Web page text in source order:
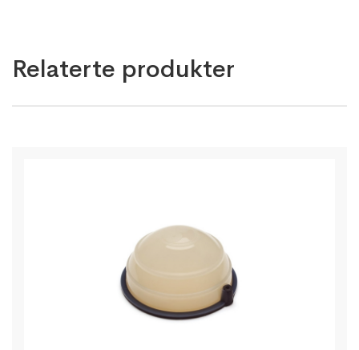
Relaterte produkter